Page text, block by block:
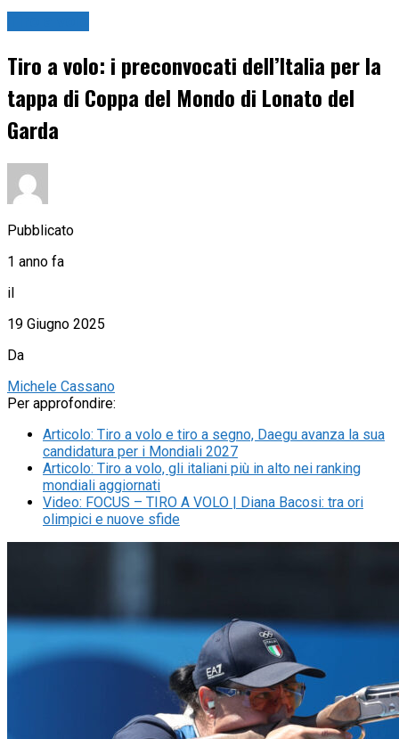
Tiro a volo: i preconvocati dell’Italia per la
tappa di Coppa del Mondo di Lonato del
Garda
Pubblicato
1 anno fa
il
19 Giugno 2025
Da
Michele Cassano
Per approfondire:
Articolo: Tiro a volo e tiro a segno, Daegu avanza la sua
candidatura per i Mondiali 2027
Articolo: Tiro a volo, gli italiani più in alto nei ranking
mondiali aggiornati
Video: FOCUS – TIRO A VOLO | Diana Bacosi: tra ori
olimpici e nuove sfide